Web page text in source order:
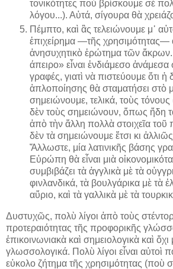
τονικότητες ποὺ βρίσκουμε σὲ
λόγου...). Αὐτά, σίγουρα θὰ
Πέμπτο, καὶ ἂς τελειώνουμε μ᾿
ἐπιχείρημα —τῆς χρησιμότητας—
ἀνησυχητικὸ ἐρώτημα τῶν
άπειρο» εἶναι ἐνδιάμεσο ἀνάμεσα
γραφές, γιατὶ νὰ πιστεύουμε ὅτι ἡ
ἁπλοποίησης θὰ σταματήσει στὸ
σημειώνουμε, τελικά, τοὺς
δὲν τοὺς σημειώνουν, ὅπως ἤδη
ἀπὸ τὴν ἄλλη πολλὰ στοιχεῖα
δὲν τὰ σημειώνουμε ἔτσι κι
Ἄλλωστε, μία λατινικῆς βάσης
Εὐρώπη θὰ εἶναι μιὰ
συμβιβάζει τὰ ἀγγλικὰ μὲ τὰ
φινλανδικά, τὰ βουλγάρικα μὲ τὰ
αὔριο, καὶ τὰ γαλλικὰ μὲ τὰ
Δυστυχῶς, πολὺ λίγοι ἀπὸ τοὺς
προτεραιότητας τῆς προφορικῆς
ἐπικοινωνιακὰ καὶ σημειολογικὰ καὶ
γλωσσολογικά. Πολὺ λίγοι εἶναι αὐτοὶ
εὐκολο ζήτημα τῆς χρησιμότητας (ποὺ